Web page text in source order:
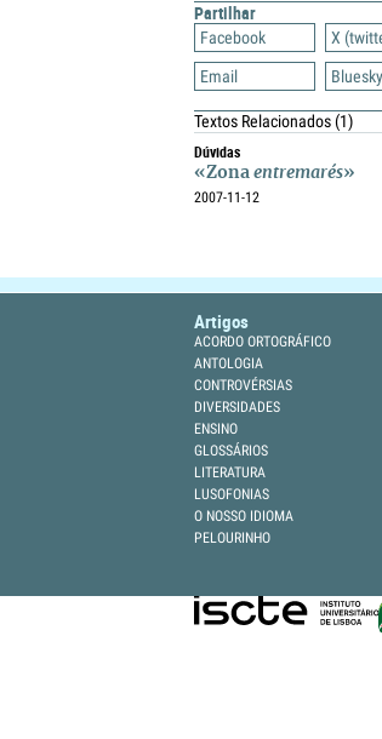
Partilhar
Facebook
X
Email
Bluesky
Textos Relacionados(1)
Dúvidas
«Zona entremarés»
2007-11-12
Artigos
ACORDO ORTOGRÁFICO
ANTOLOGIA
CONTROVÉRSIAS
DIVERSIDADES
ENSINO
GLOSSÁRIOS
LITERATURA
LUSOFONIAS
O NOSSO IDIOMA
PELOURINHO